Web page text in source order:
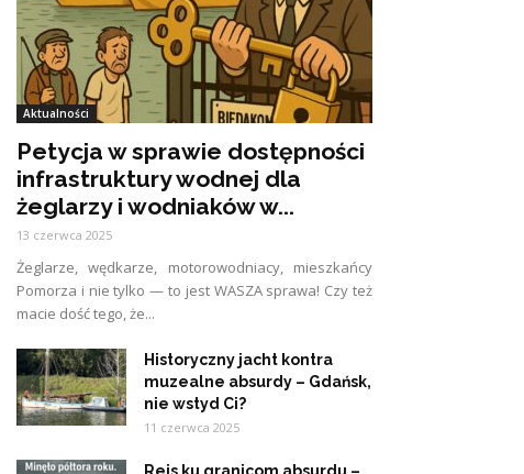
Aktualności
Petycja w sprawie dostępności
infrastruktury wodnej dla
żeglarzy i wodniaków w...
13 czerwca 2025
Żeglarze, wędkarze, motorowodniacy, mieszkańcy
Pomorza i nie tylko — to jest WASZA sprawa! Czy też
macie dość tego, że...
Historyczny jacht kontra
muzealne absurdy – Gdańsk,
nie wstyd Ci?
11 czerwca 2025